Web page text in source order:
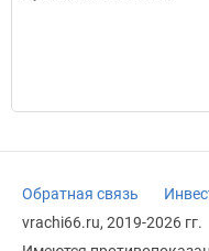
Обратная связь
vrachi66.ru, 2019-2026 гг.